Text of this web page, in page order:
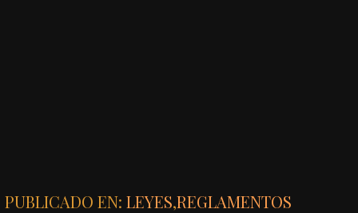
PUBLICADO EN:LEYES,REGLAMENTOS